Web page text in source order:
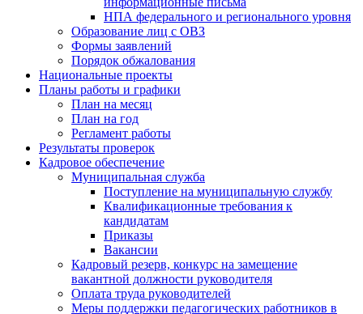
НПА федерального и регионального уровня
Образование лиц с ОВЗ
Формы заявлений
Порядок обжалования
Национальные проекты
Планы работы и графики
План на месяц
План на год
Регламент работы
Результаты проверок
Кадровое обеспечение
Муниципальная служба
Поступление на муниципальную службу
Квалификационные требования к
кандидатам
Приказы
Вакансии
Кадровый резерв, конкурс на замещение
вакантной должности руководителя
Оплата труда руководителей
Меры поддержки педагогических работников в